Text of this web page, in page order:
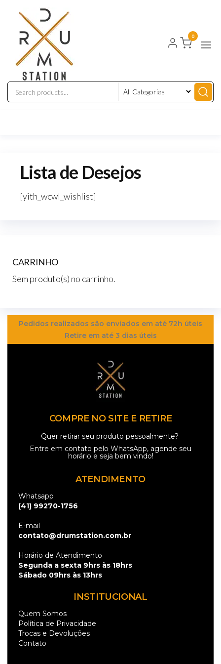
0
Lista de Desejos
[yith_wcwl_wishlist]
CARRINHO
Sem produto(s) no carrinho.
Pedidos realizados são enviados em até 72h úteis
Retire em até 3 dias úteis
COMPRE NO SITE E RETIRE
Quer retirar seu produto pessoalmente?
Entre em contato pelo WhatsApp, agende seu
horário e seja bem vindo!
ATENDIMENTO
Whatsapp
(41) 99270-1756
E-mail
contato@drumstation.com.br
Horário de Atendimento
Segunda a sexta 9hrs às 18hrs
Sábado 09hrs às 13hrs
INSTITUCIONAL
Quem Somos
Política de Privacidade
Trocas e Devoluções
Contato